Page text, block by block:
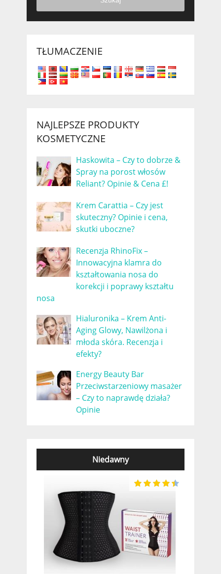
TŁUMACZENIE
NAJLEPSZE PRODUKTY
KOSMETYCZNE
Haskowita – Czy to dobrze &
Spray na porost włosów
Reliant? Opinie & Cena £!
Krem Carattia – Czy jest
skuteczny? Opinie i cena,
skutki uboczne?
Recenzja RhinoFix –
Innowacyjna klamra do
kształtowania nosa do
korekcji i poprawy kształtu
nosa
Hialuronika – Krem Anti-
Aging Glowy, Nawilżona i
młoda skóra. Recenzja i
efekty?
Energy Beauty Bar
Przeciwstarzeniowy masażer
– Czy to naprawdę działa?
Opinie
Niedawny